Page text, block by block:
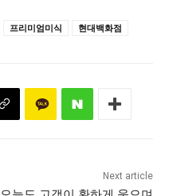
프리미엄미식 현대백화점
Next article